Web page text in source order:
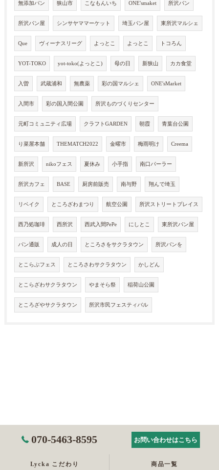
無添加パン 狭山市 こなもんいち ONE'smaket 所沢パン
所沢パン屋 シンサヤママーケット 埼玉パン屋 東所沢マルシェ
Que ヴィーナスリーグ よっとこ よっとこ トコろん
YOT-TOKO yot-toko(よっとこ) 母の日 新狭山 カカ食堂
入曽 武蔵浦和 無農薬 彩の国マルシェ ONE'sMarket
入間市 彩の国入間公園 所沢ものづくりセンター
元町コミュニティ広場 クラフトGARDEN 朝霞 青葉台公園
り菜屋本舗 THEMATCH2022 金曜市 梅雨明け Creema
新所沢 nikoフェス 夏休み 小手指 南口パーラー
所沢カフェ BASE 厨房前販売 南与野 翔んで埼玉
リベイク ところざわまつり 航空公園 所沢ストリートプレイス
西乃処珈琲 西所沢 西武入間PePe にしとこ 東所沢パン屋
パン通販 成人の日 ところさをサクラタウン 所沢パンを
とこらぶフェス ところさわサクラタウン かしどん
とこらざわサクラタウン やまそら祭 稲荷山公園
ところざやサクラタウン 所沢市民フェスティバル
070-5463-8595 お問い合わせはこちら
Lycka こだわり 商品一覧